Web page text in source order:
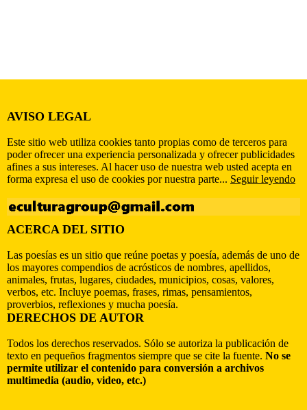
AVISO LEGAL
Este sitio web utiliza cookies tanto propias como de terceros para
poder ofrecer una experiencia personalizada y ofrecer publicidades
afines a sus intereses. Al hacer uso de nuestra web usted acepta en
forma expresa el uso de cookies por nuestra parte... Seguir leyendo
ACERCA DEL SITIO
Las poesías es un sitio que reúne poetas y poesía, además de uno de
los mayores compendios de acrósticos de nombres, apellidos,
animales, frutas, lugares, ciudades, municipios, cosas, valores,
verbos, etc. Incluye poemas, frases, rimas, pensamientos,
proverbios, reflexiones y mucha poesía.
DERECHOS DE AUTOR
Todos los derechos reservados. Sólo se autoriza la publicación de
texto en pequeños fragmentos siempre que se cite la fuente. No se
permite utilizar el contenido para conversión a archivos
multimedia (audio, video, etc.)